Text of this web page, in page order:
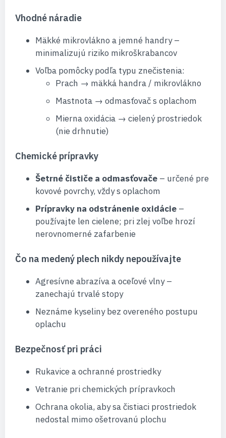
Vhodné náradie
Mäkké mikrovlákno a jemné handry –
minimalizujú riziko mikroškrabancov
Voľba pomôcky podľa typu znečistenia:
Prach → mäkká handra / mikrovlákno
Mastnota → odmasťovač s oplachom
Mierna oxidácia → cielený prostriedok
(nie drhnutie)
Chemické prípravky
Šetrné čističe a odmasťovače – určené pre
kovové povrchy, vždy s oplachom
Prípravky na odstránenie oxidácie –
používajte len cielene; pri zlej voľbe hrozí
nerovnomerné zafarbenie
Čo na medený plech nikdy nepoužívajte
Agresívne abrazíva a oceľové vlny –
zanechajú trvalé stopy
Neznáme kyseliny bez overeného postupu
oplachu
Bezpečnosť pri práci
Rukavice a ochranné prostriedky
Vetranie pri chemických prípravkoch
Ochrana okolia, aby sa čistiaci prostriedok
nedostal mimo ošetrovanú plochu